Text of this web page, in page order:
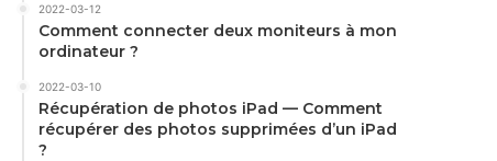
2022-03-12
Comment connecter deux moniteurs à mon
ordinateur ?
2022-03-10
Récupération de photos iPad — Comment
récupérer des photos supprimées d’un iPad
?